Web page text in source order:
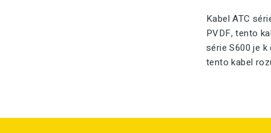
Kabel ATC
PVDF, tento
série S600 je
tento kabel